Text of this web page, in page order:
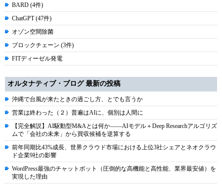
BARD (4件)
ChatGPT (47件)
オゾン空間除菌
ブロックチェーン (3件)
FITディーゼル発電
オルタナティブ・ブログ 最新の投稿
沖縄で台風が来たときの過ごし方、とでも言うか
営業は終わった（２）普遍はAIに、個別は人間に
【完全解説】AI駆動型M&Aとは何か――AIモデル＋Deep Researchアルゴリズ
ムで「会社の未来」から買収候補を逆算する
前年同期比43%成長、世界クラウド市場における上位3社シェアとネオクラウ
ド企業9社の影響
WordPress最強のチャットボット（圧倒的な高機能と高性能、業界最安値）を
実現した理由